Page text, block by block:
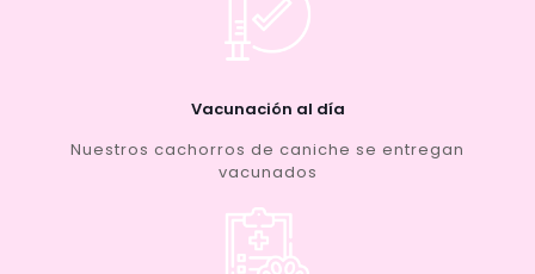
Vacunación al día
Nuestros cachorros de caniche se entregan
vacunados